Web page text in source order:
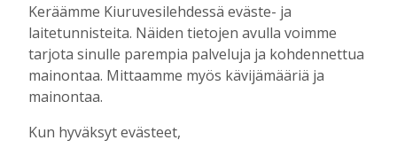
Kirjaudu
Sähköposti
Keräämme Kiuruvesilehdessä eväste- ja
laitetunnisteita. Näiden tietojen avulla voimme
tarjota sinulle parempia palveluja ja kohdennettua
mainontaa. Mittaamme myös kävijämääriä ja
mainontaa.
Kun hyväksyt evästeet,